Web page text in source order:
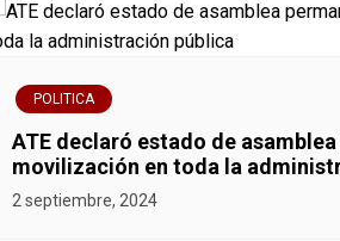
i
ó
n
d
POLITICA
ATE declaró estado de
movilización en toda la
2 septiembre, 2024